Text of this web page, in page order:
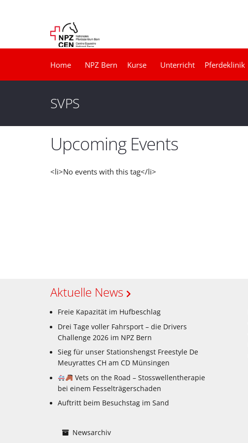
Home NPZ Bern Kurse Unterricht Pferdeklinik
SVPS
Upcoming Events
<li>No events with this tag</li>
Aktuelle News
Freie Kapazität im Hufbeschlag
Drei Tage voller Fahrsport – die Drivers
Challenge 2026 im NPZ Bern
Sieg für unser Stationshengst Freestyle De
Meuyrattes CH am CD Münsingen
Vets on the Road – Stosswellentherapie
bei einem Fesselträgerschaden
Auftritt beim Besuchstag im Sand
Newsarchiv